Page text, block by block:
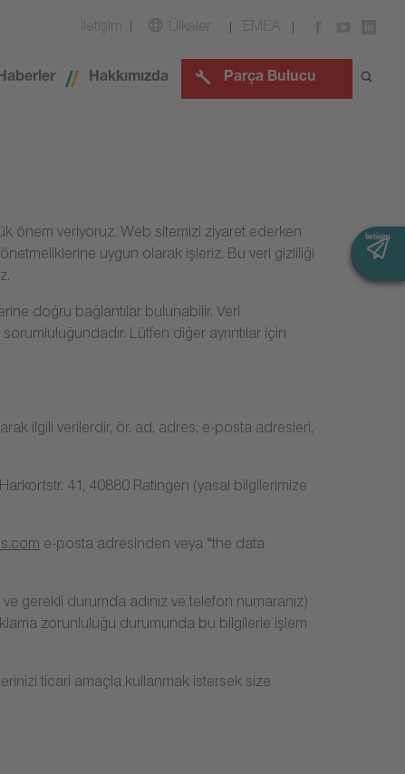
İletişim Ülkeler EMEA
Hakkımızda Parça Bulucu
önem veriyoruz. Web sitemizi ziyaret ederken
uygun olarak işleriz. Bu veri gizliliği
doğru bağlantılar bulunabilir. Veri
Lütfen diğer ayrıntılar için
ilgili verilerdir, ör. ad, adres, e-posta adresleri,
41, 40880 Ratingen (yasal bilgilerimize
e-posta adresinden veya “the data
gerekli durumda adınız ve telefon numaranız)
zorunluluğu durumunda bu bilgilerle işlem
ticari amaçla kullanmak istersek size
İletişim